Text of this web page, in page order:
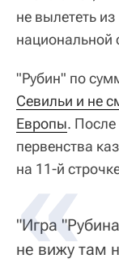
не вылететь
национальной
"Рубин" по
Севильи и не
Европы. После
первенства
на 11-й
"Игра
не вижу там